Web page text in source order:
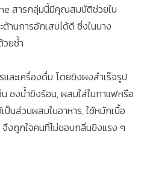
สารกลุ่มนี้มีคุณสมบัติช่วยใน
านการอักเสบได้ดี ซึ่งในบาง
ยซ้ำ
และเครื่องดื่ม โดยขิงผงสำเร็จรูป
น ชงน้ำขิงร้อน, ผสมใส่ในกาแฟหรือ
ป็นส่วนผสมในอาหาร, ใช้หมักเนื้อ
งถูกใจคนที่ไม่ชอบกลิ่นขิงแรง ๆ